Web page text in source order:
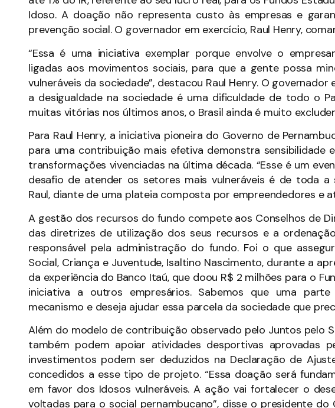
Idoso. A doação não representa custo às empresas e
prevenção social. O governador em exercício, Raul Henry,
“Essa é uma iniciativa exemplar porque envolve o
ligadas aos movimentos sociais, para que a gente possa
vulneráveis da sociedade”, destacou Raul Henry. O
a desigualdade na sociedade é uma dificuldade de todo o
muitas vitórias nos últimos anos, o Brasil ainda é muito
Para Raul Henry, a iniciativa pioneira do Governo de
para uma contribuição mais efetiva demonstra sensibilidade
transformações vivenciadas na última década. “Esse é um
desafio de atender os setores mais vulneráveis é de toda a
Raul, diante de uma plateia composta por empreendedores e
A gestão dos recursos do fundo compete aos Conselhos de
das diretrizes de utilização dos seus recursos e a
responsável pela administração do fundo. Foi o que
Social, Criança e Juventude, Isaltino Nascimento, durante a
da experiência do Banco Itaú, que doou R$ 2 milhões para o
iniciativa a outros empresários. Sabemos que uma
mecanismo e deseja ajudar essa parcela da sociedade que
Além do modelo de contribuição observado pelo Juntos pelo
também podem apoiar atividades desportivas aprovadas
investimentos podem ser deduzidos na Declaração de
concedidos a esse tipo de projeto. “Essa doação será
em favor dos Idosos vulneráveis. A ação vai fortalecer o
voltadas para o social pernambucano”, disse o presidente